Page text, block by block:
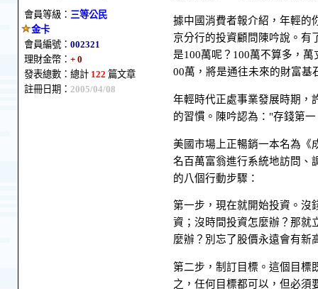
會員等級： 三等公民
金卡
會員編號： 002321
理財金幣： + 0
發表總數：總計 122 篇文章
註冊日期： 2005/04/08
據中國消費者報介紹，年輕的
京分行的投資顧問陳吟說。有
是100萬呢？100萬不算多，
00萬，將是通往未來的財富基
年輕時代正處事業發展時期，
的習慣。陳吟認為："存錢第
美國市場上正暢銷一本名為《
名百萬富翁進行系統地訪問、
的八個行動步驟：
第一步，現在就開始投資。沒
資；沒時間投資怎麼辦？那就
麼辦？別忘了股價永遠會有新
第二步，制訂目標。這個目標
之，任何目標都可以，但必須